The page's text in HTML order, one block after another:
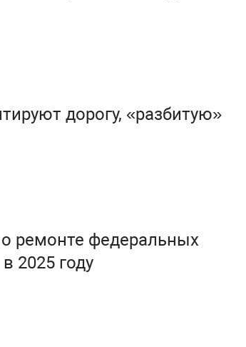
дорогу, «разбитую»
ремонте федеральных
2025 году